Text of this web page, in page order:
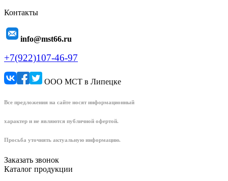
Контакты
info@mst66.ru
+7(922)107-46-97
ООО МСТ в Липецке
Все предложения на сайте носят информационный
характер и не являются публичной офертой.
Просьба уточнять актуальную информацию.
Заказать звонок
Каталог продукции